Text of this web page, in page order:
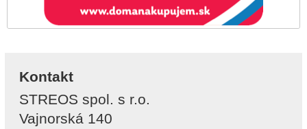
Kontakt
STREOS spol. s r.o.
Vajnorská 140